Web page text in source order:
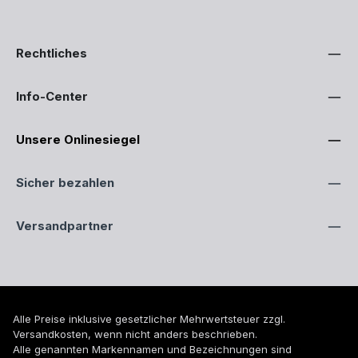
Rechtliches
Info-Center
Unsere Onlinesiegel
Sicher bezahlen
Versandpartner
Alle Preise inklusive gesetzlicher Mehrwertsteuer zzgl.
Versandkosten, wenn nicht anders beschrieben.
Alle genannten Markennamen und Bezeichnungen sind